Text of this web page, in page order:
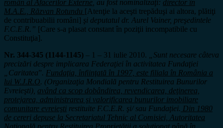
român al Afacerilor Externe , au fost nominalizaţi: director în
M.A.E., Răzvan Rotundu [Atenţie la aceşti trepăduşi ai altora, plătiţi
de contribuabilii români] şi deputatul dr. Aurel Vainer, preşedintele
F.C.E.R.” [Care s-a plasat constant în poziţii incompatibile cu
Constituţia].
Nr. 344-345 (1144-1145) – 1 – 31 iulie 2010.
„Sunt necesare câteva
precizări despre implicarea Federaţiei în activitatea Fundaţiei
„Caritatea”. Fundaţia, înfiinţată în 1997, este filiala în România a
lui W.J.R.O. (Organizaţia Mondială pentru Restituirea Bunurilor
Evreieşti), având ca scop dobândirea, revendicarea, deţinerea,
protejarea, administrarea şi valorificarea bunurilor imobiliare
comunitare evreieşti restituite F.C.E.R. şi/ sau Fundaţiei. Din 1980
de cereri depuse la Secretariatul Tehnic al Comisiei, Autoritatea
Naţională pentru Restituirea Proprietăţii a soluţionat până în